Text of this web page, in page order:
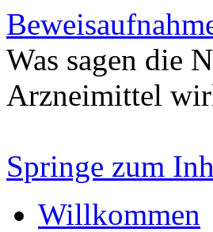
Was sagen die
Arzneimittel
Springe zum
Willkommen